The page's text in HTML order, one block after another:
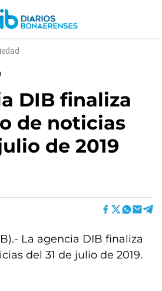
DIB finaliza
de noticias
de 2019
La agencia DIB finaliza
del 31 de julio de 2019.